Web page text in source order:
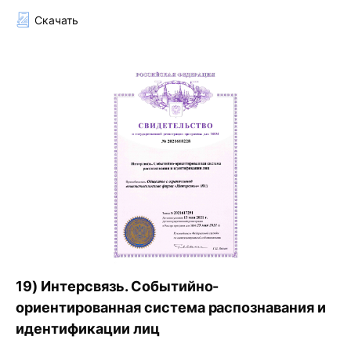
Скачать
19) Интерсвязь. Событийно-
ориентированная система распознавания и
идентификации лиц